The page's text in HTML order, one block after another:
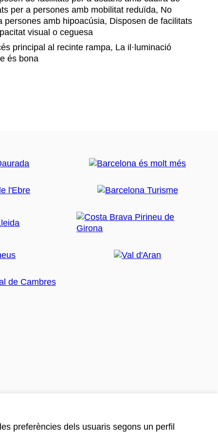
per a persones amb mobilitat reduïda, No
persones amb hipoacúsia, Disposen de facilitats
visual o ceguesa
principal al recinte rampa, La il·luminació
és bona
preferències dels usuaris segons un perfil